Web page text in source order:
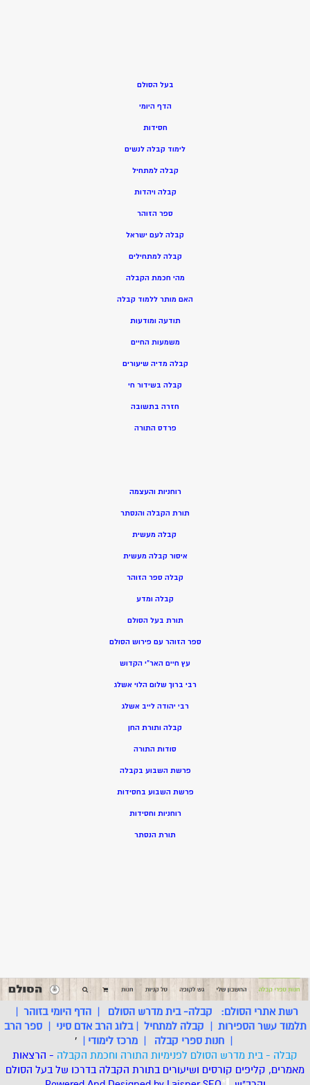
בעל הסולם
הדף היומי
חסידות
לימוד קבלה לנשים
קבלה למתחיל
קבלה ויהדות
ספר הזוהר
קבלה לעם ישראל
קבלה למתחילים
מהי חכמת הקבלה
האם מותר ללמוד קבלה
תודעה ומודעות
משמעות החיים
קבלה מדיה שיעורים
קבלה בשידור חי
חזרה בתשובה
פרדס התורה
רוחניות והעצמה
תורת הקבלה והנסתר
קבלה מעשית
איסור קבלה מעשית
קבלה ספר הזוהר
קבלה ומדע
תורת בעל הסולם
ספר הזוהר עם פירוש הסולם
עץ חיים האר”י הקדוש
רבי ברוך שלום הלוי אשלג
רבי יהודה לייב אשלג
קבלה ותורת החן
סודות התורה
פרשת השבוע בקבלה
פרשת השבוע בחסידות
רוחניות וחסידות
תורת הנסתר
רשת אתרי הסולם: קבלה- בית מדרש הסולם |הדף היומי בזוהר |
תלמוד עשר הספירות | קבלה למתחיל |בלוג הרב אדם סיני |ספר הרב
| חנות ספרי קבלה | מרכז לימודי |
'
קבלה - בית מדרש הסולם לפנימיות התורה וחכמת הקבלה - הרצאות
מאמרים, קליפים קורסים ושיעורים בתורת הקבלה בדרכו של בעל הסולם